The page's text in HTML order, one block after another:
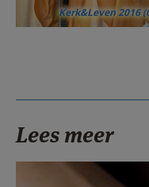
Kerk&Leven 2016
Lees meer